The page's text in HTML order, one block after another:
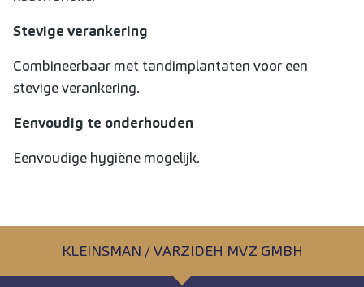
Stevige verankering
Combineerbaar met tandimplantaten voor een
stevige verankering.
Eenvoudig te onderhouden
Eenvoudige hygiëne mogelijk.
KLEINSMAN / VARZIDEH MVZ GMBH